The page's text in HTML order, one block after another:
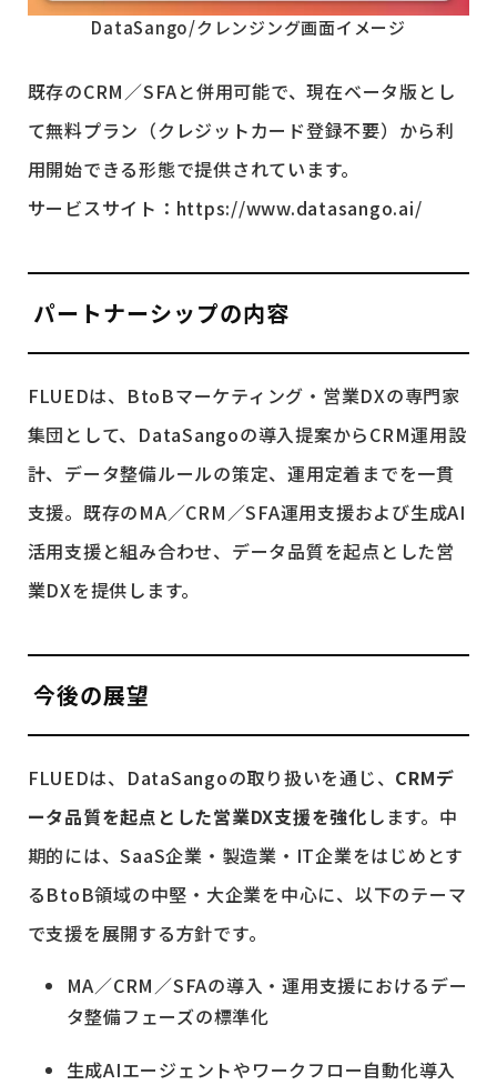
DataSango/クレンジング画面イメージ
既存のCRM／SFAと併用可能で、現在ベータ版とし
て無料プラン（クレジットカード登録不要）から利
用開始できる形態で提供されています。
サービスサイト：https://www.datasango.ai/
パートナーシップの内容
FLUEDは、BtoBマーケティング・営業DXの専門家
集団として、DataSangoの導入提案からCRM運用設
計、データ整備ルールの策定、運用定着までを一貫
支援。既存のMA／CRM／SFA運用支援および生成AI
活用支援と組み合わせ、データ品質を起点とした営
業DXを提供します。
今後の展望
FLUEDは、DataSangoの取り扱いを通じ、 CRMデ
ータ品質を起点とした営業DX支援を強化 します。中
期的には、SaaS企業・製造業・IT企業をはじめとす
るBtoB領域の中堅・大企業を中心に、以下のテーマ
で支援を展開する方針です。
MA／CRM／SFAの導入・運用支援におけるデー
タ整備フェーズの標準化
生成AIエージェントやワークフロー自動化導入